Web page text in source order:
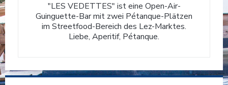
"LES VEDETTES" ist eine Open-Air-
Guinguette-Bar mit zwei Pétanque-Plätzen
im Streetfood-Bereich des Lez-Marktes.
Liebe, Aperitif, Pétanque.